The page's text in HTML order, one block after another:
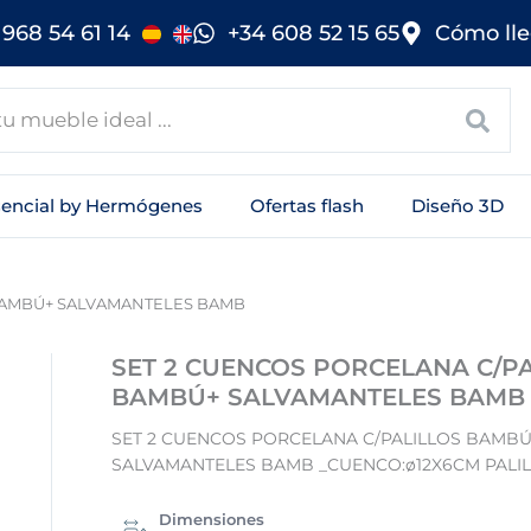
968 54 61 14 +34 608 52 15 65 Cómo
by Hermógenes Ofertas flash Diseño 3D
SALVAMANTELES BAMB
SET 2 CUENCOS PORCELANA C/
BAMBÚ+ SALVAMANTELES BAMB
SET 2 CUENCOS PORCELANA C/PALILLOS
SALVAMANTELES BAMB _CUENCO:ø12X6CM
Dimensiones